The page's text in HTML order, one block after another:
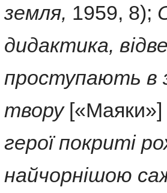
земля, 1959, 8);
дидактика,
проступають в
твору[«Маяки»]
герої покриті
найчорнішою